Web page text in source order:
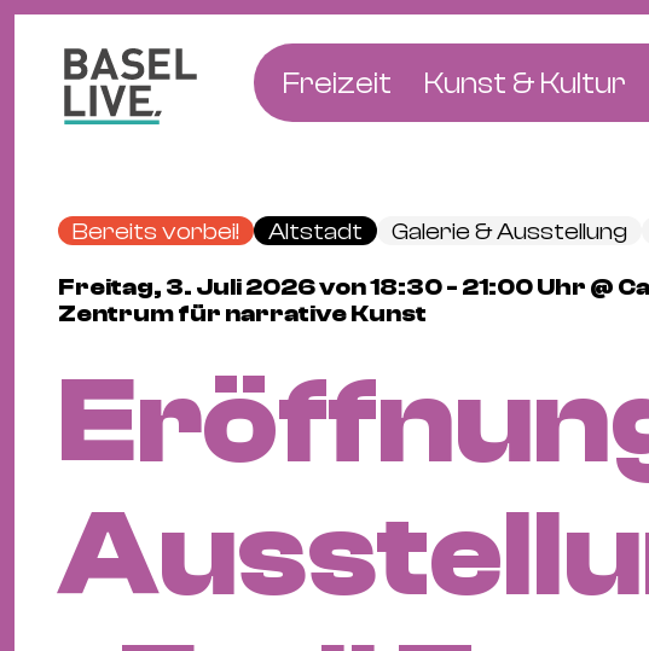
Freizeit
Club & Party
Kino & Film
Natur & Parks
Kunst & Kultur
Literatur &
Bereits vorbei! Altstadt Galerie & Ausstellung
Freitag, 3. Juli 2026 von 18:30 - 21:00 Uhr @
Zentrum für narrative Kunst